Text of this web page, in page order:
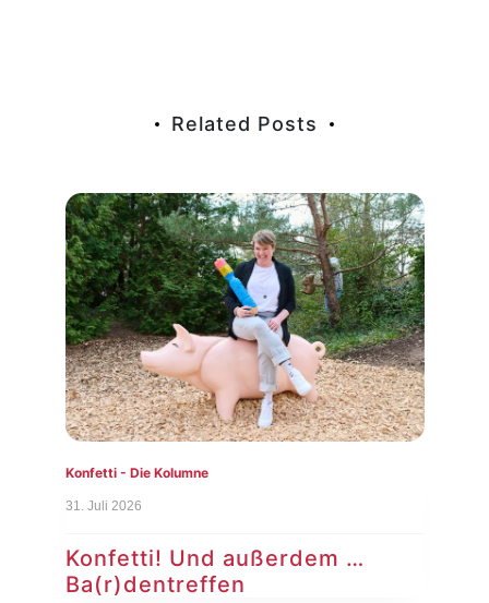
Related Posts
Konfetti - Die Kolumne
31. Juli 2026
Konfetti! Und außerdem …
Ba(r)dentreffen